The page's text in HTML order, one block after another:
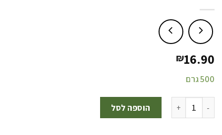
₪16.90
500 גרם
הוספה לסל